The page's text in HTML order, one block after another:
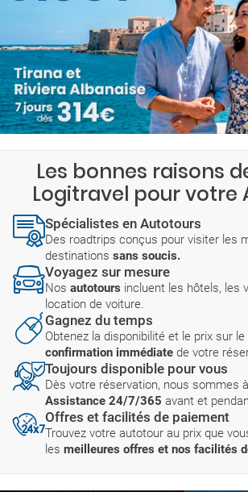
Les bonnes raisons
Logitravel pour votre
Spécialistes en Autotours
Des roadtrips conçus pour visiter les
destinations sans soucis.
Voyagez sur mesure
Nos autotours incluent les hôtels, les
location de voiture.
Gagnez du temps
Obtenez la disponibilité et le prix sur
confirmation immédiate de votre
Toujours disponible pour vous
Dès votre réservation, nous sommes
Assistance 24/7/365 avant et
Offres et facilités de paiement
Trouvez votre autotour au prix que
les meilleures offres et nos facilités